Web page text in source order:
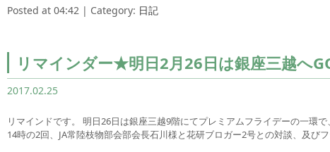
Posted at 04:42 | Category: 日記
リマインダー★明日2月26日は銀座三越へ
2017.02.25
リマインドです。 明日26日は銀座三越9階にてプレミアムフライデーの一環
14時の2回、JA常陸枝物部会部会長石川様と花研ブロガー2号との対談、及び